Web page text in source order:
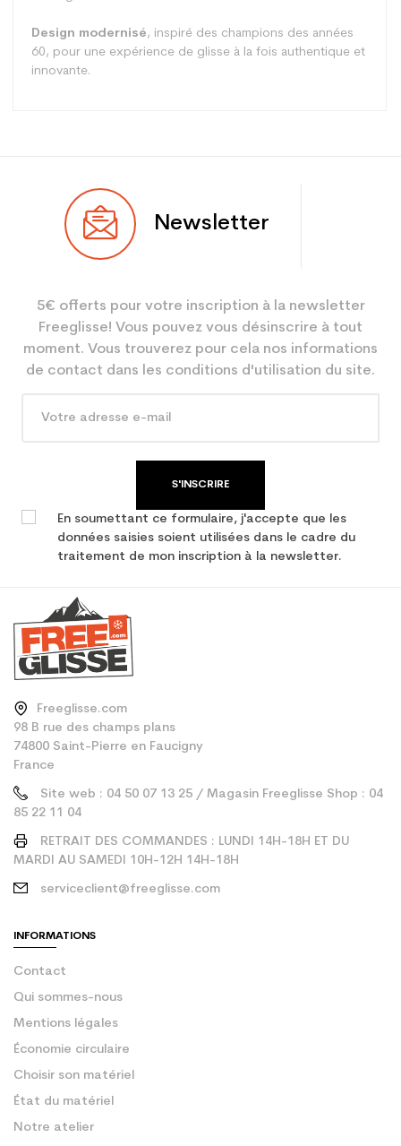
Design modernisé, inspiré des champions des années
60, pour une expérience de glisse à la fois authentique et
innovante.
Utilisateur Mixte
Coloris Noir
Utilisateur -
Configurateur
Adulte Performance
Ski occasion adulte
performance
Newsletter
5€ offerts pour votre inscription à la newsletter
Freeglisse! Vous pouvez vous désinscrire à tout
moment. Vous trouverez pour cela nos informations
de contact dans les conditions d'utilisation du site.
S'INSCRIRE
En soumettant ce formulaire, j'accepte que les
données saisies soient utilisées dans le cadre du
traitement de mon inscription à la newsletter.
Freeglisse.com
98 B rue des champs plans
74800 Saint-Pierre en Faucigny
France
Site web : 04 50 07 13 25 / Magasin Freeglisse Shop : 04
85 22 11 04
RETRAIT DES COMMANDES : LUNDI 14H-18H ET DU
MARDI AU SAMEDI 10H-12H 14H-18H
serviceclient@freeglisse.com
INFORMATIONS
Contact
Qui sommes-nous
Mentions légales
Économie circulaire
Choisir son matériel
État du matériel
Notre atelier